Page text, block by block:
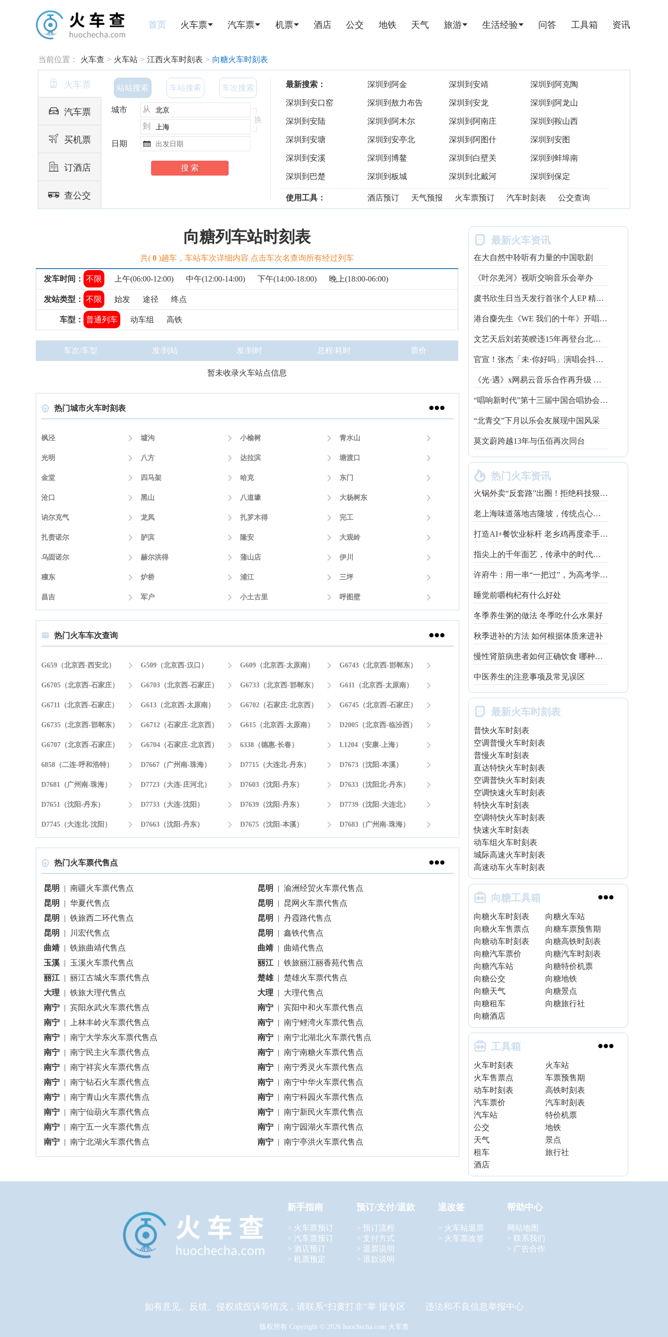
首页 火车票 汽车票 机票 酒店 公交 地铁 天气 旅游 生活经验 问答 工具箱 资讯
当前位置： 火车查 > 火车站 > 江西火车时刻表 > 向糖火车时刻表
 火车票
 汽车票
 买机票
 订酒店
 查公交
站站搜索 车站搜索 车次搜索
城市
从
到
换

日期
最新搜索： 深圳到阿金 深圳到安靖 深圳到阿克陶
深圳到安口窑 深圳到敖力布告 深圳到安龙 深圳到阿龙山
深圳到安陆 深圳到阿木尔 深圳到阿南庄 深圳到鞍山西
深圳到安塘 深圳到安亭北 深圳到阿图什 深圳到安图
深圳到安溪 深圳到博鳌 深圳到白壁关 深圳到蚌埠南
深圳到巴楚 深圳到板城 深圳到北戴河 深圳到保定
使用工具： 酒店预订 天气预报 火车票预订 汽车时刻表 公交查询
向糖列车站时刻表
共( 0 )趟车，车站车次详细内容 点击车次名查询所有经过列车
发车时间： 不限 上午(06:00-12:00) 中午(12:00-14:00) 下午(14:00-18:00) 晚上(18:00-06:00)
发站类型： 不限 始发 途径 终点
车型： 普通列车 动车组 高铁
车次/车型 发/到站 发/到时 总程/耗时 票价
暂未收录火车站点信息
 热门城市火车时刻表 
枫泾  墟沟  小榆树  青水山 
光明  八方  达拉滨  塘渡口 
金堂  四马架  哈克  东门 
沧口  黑山  八道壕  大杨树东 
讷尔克气  龙凤  扎罗木得  完工 
扎赉诺尔  胪滨  隆安  大观岭 
乌固诺尔  赫尔洪得  蒲山店  伊川 
穰东  炉桥  浦江  三坪 
昌吉  军户  小土古里  呼图壁 
 热门火车车次查询 
G659（北京西-西安北）  G509（北京西-汉口）  G609（北京西-太原南）  G6743（北京西-邯郸东） 
G6705（北京西-石家庄）  G6703（北京西-石家庄）  G6733（北京西-邯郸东）  G611（北京西-太原南） 
G6711（北京西-石家庄）  G613（北京西-太原南）  G6702（石家庄-北京西）  G6745（北京西-石家庄） 
G6735（北京西-邯郸东）  G6712（石家庄-北京西）  G615（北京西-太原南）  D2005（北京西-临汾西） 
G6707（北京西-石家庄）  G6704（石家庄-北京西）  6338（德惠-长春）  L1204（安康-上海） 
6858（二连-呼和浩特）  D7667（广州南-珠海）  D7715（大连北-丹东）  D7673（沈阳-本溪） 
D7681（广州南-珠海）  D7723（大连-庄河北）  D7603（沈阳-丹东）  D7633（沈阳北-丹东） 
D7651（沈阳-丹东）  D7733（大连-沈阳）  D7639（沈阳-丹东）  D7739（沈阳-大连北） 
D7745（大连北-沈阳）  D7663（沈阳-丹东）  D7675（沈阳-本溪）  D7683（广州南-珠海） 
 热门火车票代售点 
昆明 | 南疆火车票代售点 昆明 | 渝洲经贸火车票代售点
昆明
| 华夏代售点 昆明 |
昆网火车票代售点
昆明
| 铁旅西二环代售点 昆明 | 丹霞路代售点
昆明
| 川宏代售点 昆明 | 鑫铁代售点
曲靖 | 铁旅曲靖代售点 曲靖 |
曲靖代售点
玉溪 | 玉溪火车票代售点 丽江 | 铁旅丽江丽香苑代售点
丽江 | 丽江古城火车票代售点 楚雄 | 楚雄火车票代售点
大理
| 铁旅大理代售点 大理 |
大理代售点
南宁 | 宾阳永武火车票代售点 南宁 | 宾阳中和火车票代售点
南宁 | 上林丰岭火车票代售点 南宁 | 南宁鲤湾火车票代售点
南宁 | 南宁大学东火车票代售点 南宁 | 南宁北湖北火车票代售点
南宁 | 南宁民主火车票代售点 南宁 | 南宁南糖火车票代售点
南宁 | 南宁祥宾火车票代售点 南宁 | 南宁秀灵火车票代售点
南宁 | 南宁钻石火车票代售点 南宁 | 南宁中华火车票代售点
南宁 | 南宁青山火车票代售点 南宁 | 南宁科园火车票代售点
南宁 | 南宁仙葫火车票代售点 南宁 | 南宁新民火车票代售点
南宁 | 南宁五一火车票代售点 南宁 | 南宁园湖火车票代售点
南宁 | 南宁北湖火车票代售点 南宁 | 南宁亭洪火车票代售点
 最新火车资讯
在大自然中聆听有力量的中国歌剧
《叶尔羌河》视听交响音乐会举办
虞书欣生日当天发行首张个人EP 精心制作诚意满满
港台麋先生《WE 我们的十年》开唱最后倒数 惊喜释出10周年纪念单曲宠粉
文艺天后刘若英睽违15年再登台北跨年 飙金嗓演唱经典招牌歌掀回忆杀
官宣！张杰「未·你好吗」演唱会抖音治愈开唱
《光·遇》x网易云音乐合作再升级 探索跨领域社交新体验
“唱响新时代”第十三届中国合唱协会魅力校园合唱展演开幕
“北青交”下月以乐会友展现中国风采
莫文蔚跨越13年与伍佰再次同台
 热门火车资讯
火锅外卖“反套路”出圈！拒绝科技狠活让同行颤抖
老上海味道落地吉隆坡，传统点心走红不靠噱头
打造AI+餐饮业标杆 老乡鸡再度牵手钉钉
指尖上的千年面艺，传承中的时代匠心——第八届“安琪酵母杯”中华发酵面食大赛武汉赛区开赛
许府牛：用一串“一把过”，为高考学子送上最“牛”祝福
睡觉前嚼枸杞有什么好处
冬季养生粥的做法 冬季吃什么水果好
秋季进补的方法 如何根据体质来进补
慢性肾脏病患者如何正确饮食 哪种吃法有利健康
中医养生的注意事项及常见误区
 最新火车时刻表
普快火车时刻表
空调普慢火车时刻表
普慢火车时刻表
直达特快火车时刻表
空调普快火车时刻表
空调快速火车时刻表
特快火车时刻表
空调特快火车时刻表
快速火车时刻表
动车组火车时刻表
城际高速火车时刻表
高速动车火车时刻表
 向糖工具箱 
向糖火车时刻表
向糖火车站
向糖火车售票点
向糖车票预售期
向糖动车时刻表
向糖高铁时刻表
向糖汽车票价
向糖汽车时刻表
向糖汽车站
向糖特价机票
向糖公交
向糖地铁
向糖天气
向糖景点
向糖租车
向糖旅行社
向糖酒店
 工具箱 
火车时刻表
火车站
火车售票点
车票预售期
动车时刻表
高铁时刻表
汽车票价
汽车时刻表
汽车站
特价机票
公交
地铁
天气
景点
租车
旅行社
酒店
新手指南
> 火车票预订
> 汽车票预订
> 酒店预订
> 机票预定
预订/支付/退款
> 预订流程
> 支付方式
> 退票说明
> 退款说明
退改签
> 火车站退票
> 火车票改签
帮助中心
网站地图
> 联系我们
> 广告合作
如有意见、反馈、侵权或投诉等情况，请联系“扫黄打非”举 报专区 违法和不良信息举报中心
版权所有 Copyright © 2026 huochecha.com 火车查